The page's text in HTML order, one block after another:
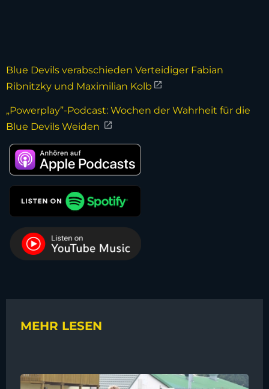
Blue Devils verabschieden Verteidiger Fabian
Ribnitzky und Maximilian Kolb
„Powerplay”-Podcast: Wochen der Wahrheit für die
Blue Devils Weiden
MEHR LESEN